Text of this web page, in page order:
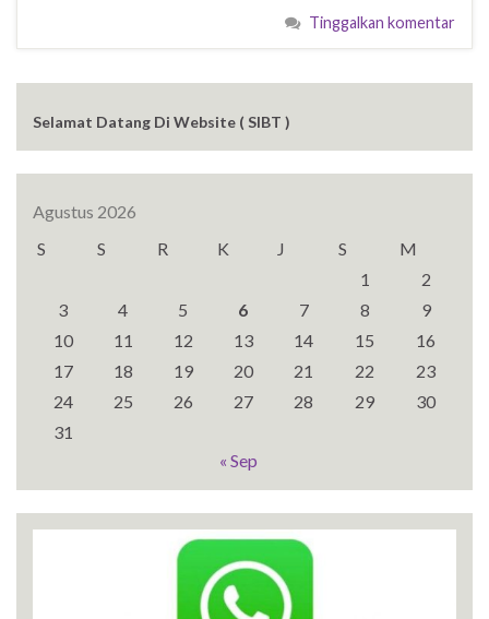
Tinggalkan komentar
Selamat Datang Di Website ( SIBT )
Agustus 2026
S
S R K J S
M
1
2
3
4 5 6 7 8
9
10
11 12 13 14 15
16
17
18 19 20 21 22
23
24
25 26 27 28 29
30
31
« Sep